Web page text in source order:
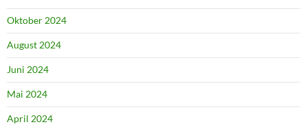
Oktober 2024
August 2024
Juni 2024
Mai 2024
April 2024